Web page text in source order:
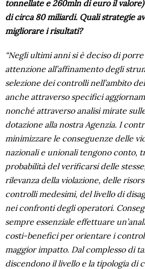
tonnellate e 260mln di euro il
di circa 80 miliardi. Quali strategie
migliorare i risultati?
“Negli ultimi anni si è deciso di
attenzione all’affinamento degli
selezione dei controlli nell’ambito
anche attraverso specifici
nonché attraverso analisi mirate
dotazione alla nostra Agenzia. I
minimizzare le conseguenze delle
nazionali e unionali tengono conto,
probabilità del verificarsi delle
rilevanza della violazione, delle
controlli medesimi, del livello di
nei confronti degli operatori.
sempre essenziale effettuare
costi-benefici per orientare i
maggior impatto. Dal complesso di
discendono il livello e la tipologia di